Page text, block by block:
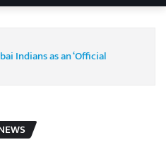
Indians as an ‘Official